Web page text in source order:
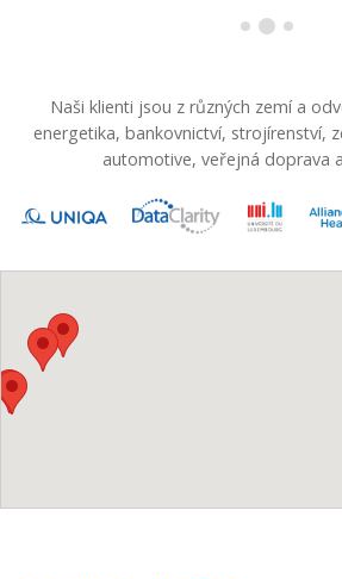
Naši klienti jsou z různých zemí a
energetika, bankovnictví, strojírenství,
automotive, veřejná doprava